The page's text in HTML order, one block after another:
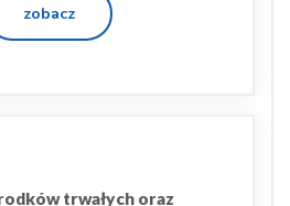
zobacz
trwałych oraz